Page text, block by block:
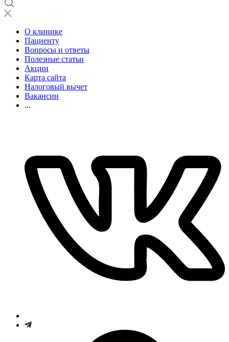
О клинике
Пациенту
Вопросы и ответы
Полезные статьи
Акции
Карта сайта
Налоговый вычет
Вакансии
...